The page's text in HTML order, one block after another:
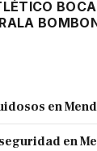
LA
en
en